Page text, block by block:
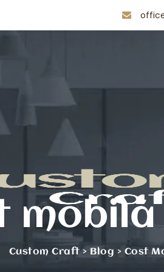
Custom Craft> Blog > Cost